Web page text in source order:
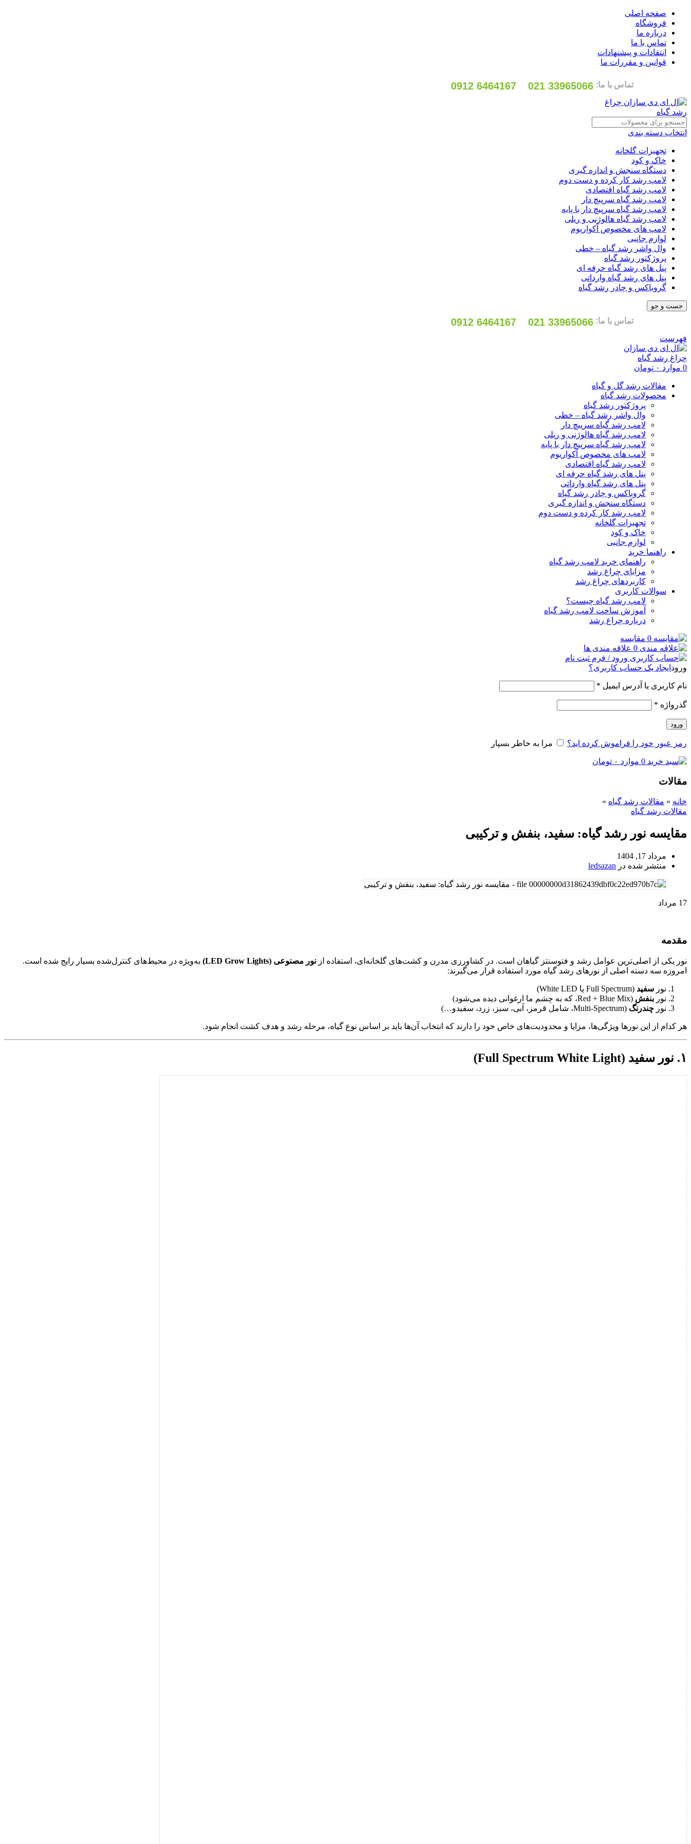
صفحه اصلی
فروشگاه
درباره ما
تماس با ما
انتقادات و پیشنهادات
قوانین و مقررات ما
تماس با ما: 33965066 021
6464167 0912
انتخاب دسته بندی
تجهیزات گلخانه
خاک و کود
دستگاه سنجش و اندازه گیری
لامپ رشد کار کرده و دست دوم
لامپ رشد گیاه اقتصادی
لامپ رشد گیاه سرپیچ دار
لامپ رشد گیاه سرپیچ دار با پایه
لامپ رشد گیاه هالوژنی و ریلی
لامپ های مخصوص آکواریوم
لوازم جانبی
وال واشر رشد گیاه – خطی
پروژکتور رشد گیاه
پنل های رشد گیاه حرفه ای
پنل های رشد گیاه وارداتی
گروباکس و چادر رشد گیاه
جست و جو
تماس با ما: 33965066 021
6464167 0912
فهرست
0 موارد ۰ تومان
مقالات رشد گل و گیاه
محصولات رشد گیاه
پروژکتور رشد گیاه
وال واشر رشد گیاه – خطی
لامپ رشد گیاه سرپیچ دار
لامپ رشد گیاه هالوژنی و ریلی
لامپ رشد گیاه سرپیچ دار با پایه
لامپ های مخصوص آکواریوم
لامپ رشد گیاه اقتصادی
پنل های رشد گیاه حرفه ای
پنل های رشد گیاه وارداتی
گروباکس و چادر رشد گیاه
دستگاه سنجش و اندازه گیری
لامپ رشد کار کرده و دست دوم
تجهیزات گلخانه
خاک و کود
لوازم جانبی
راهنما خرید
راهنمای خرید لامپ رشد گیاه
مزایای چراغ رشد
کاربردهای چراغ رشد
سوالات کاربری
لامپ رشد گیاه چیست؟
آموزش ساخت لامپ رشد گیاه
درباره چراغ رشد
0 مقایسه
0 علاقه مندی ها
ورود / فرم ثبت نام
ورود ایجاد یک حساب کاربری؟
نام کاربری یا آدرس ایمیل *
گذرواژه *
ورود
رمز عبور خود را فراموش کرده اید؟ مرا به خاطر بسپار
0 موارد ۰ تومان
مقالات
خانه » مقالات رشد گیاه »
مقالات رشد گیاه
مقایسه نور رشد گیاه: سفید، بنفش و ترکیبی
مرداد 17, 1404
منتشر شده در ledsazan
17 مرداد
مقدمه
نور یکی از اصلی‌ترین عوامل رشد و فتوسنتز گیاهان است. در کشاورزی مدرن و کشت‌های گلخانه‌ای، استفاده از نور مصنوعی (LED Grow Lights)
به‌ویژه در محیط‌های کنترل‌شده بسیار رایج شده است.
امروزه سه دسته اصلی از نورهای رشد گیاه مورد استفاده قرار می‌گیرند:
نور سفید (Full Spectrum یا White LED)
نور بنفش (Red + Blue Mix، که به چشم ما ارغوانی دیده می‌شود)
نور چندرنگ (Multi-Spectrum، شامل قرمز، آبی، سبز، زرد، سفیدو…)
هر کدام از این نورها ویژگی‌ها، مزایا و محدودیت‌های خاص خود را دارند که انتخاب آن‌ها باید بر اساس نوع گیاه، مرحله رشد و هدف کشت انجام شود.
۱. نور سفید (Full Spectrum White Light)